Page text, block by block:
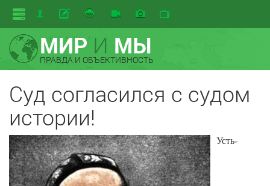
МИРИ МЫ
ПРАВДА И ОБЪЕКТИВНОСТЬ
Суд согласился с судом
истории!
Усть-